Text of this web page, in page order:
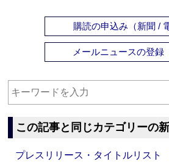
購読の申込み（新聞 /
メールニュースの登録
この記事と同じカテゴリーの
プレスリリース・タイトルリス